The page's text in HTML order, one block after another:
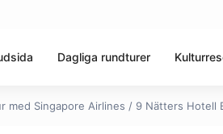
Dagliga rundturer
med Singapore Airlines / 9 Nätters Hotell